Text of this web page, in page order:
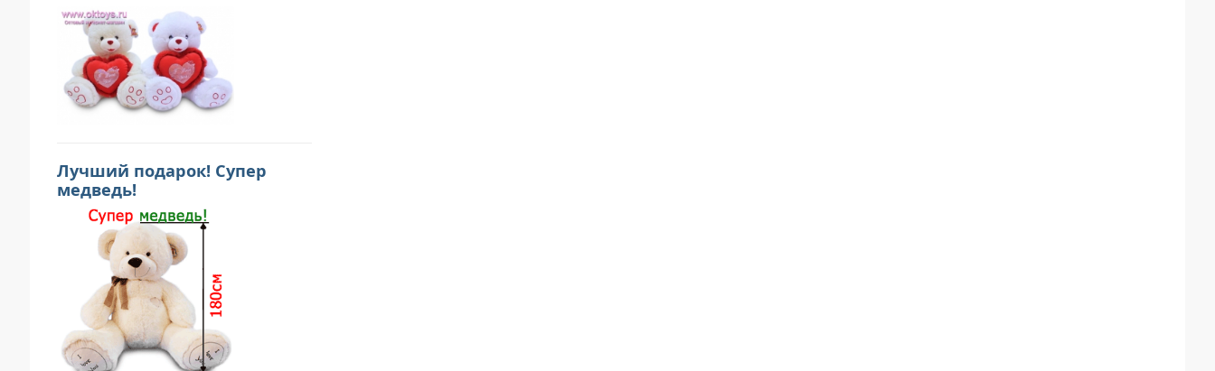
Лучший подарок! Супер
медведь!